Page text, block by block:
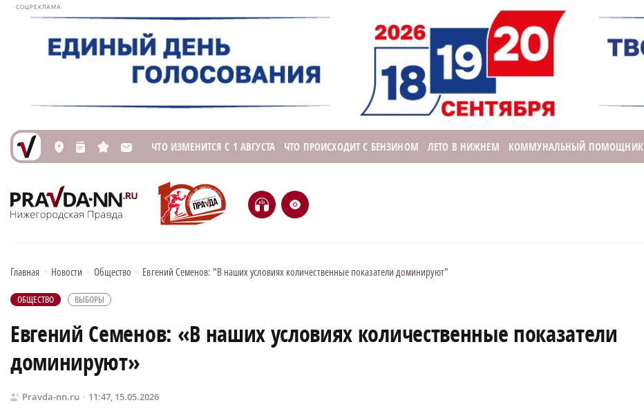
СОЦРЕКЛАМА
L n s M ЧТО ИЗМЕНИТСЯ С 1 АВГУСТА ЧТО ПРОИСХОДИТ С БЕНЗИНОМ ЛЕТО В НИЖНЕМ КОММУНАЛЬНЫЙ ПОМОЩНИК
H e
Главная • Новости • Общество • Евгений Семенов: "В наших условиях количественные показатели доминируют"
ОБЩЕСТВО ВЫБОРЫ
Евгений Семенов: «В наших условиях количественные показатели
доминируют»
Pravda-nn.ru 11:47, 15.05.2026